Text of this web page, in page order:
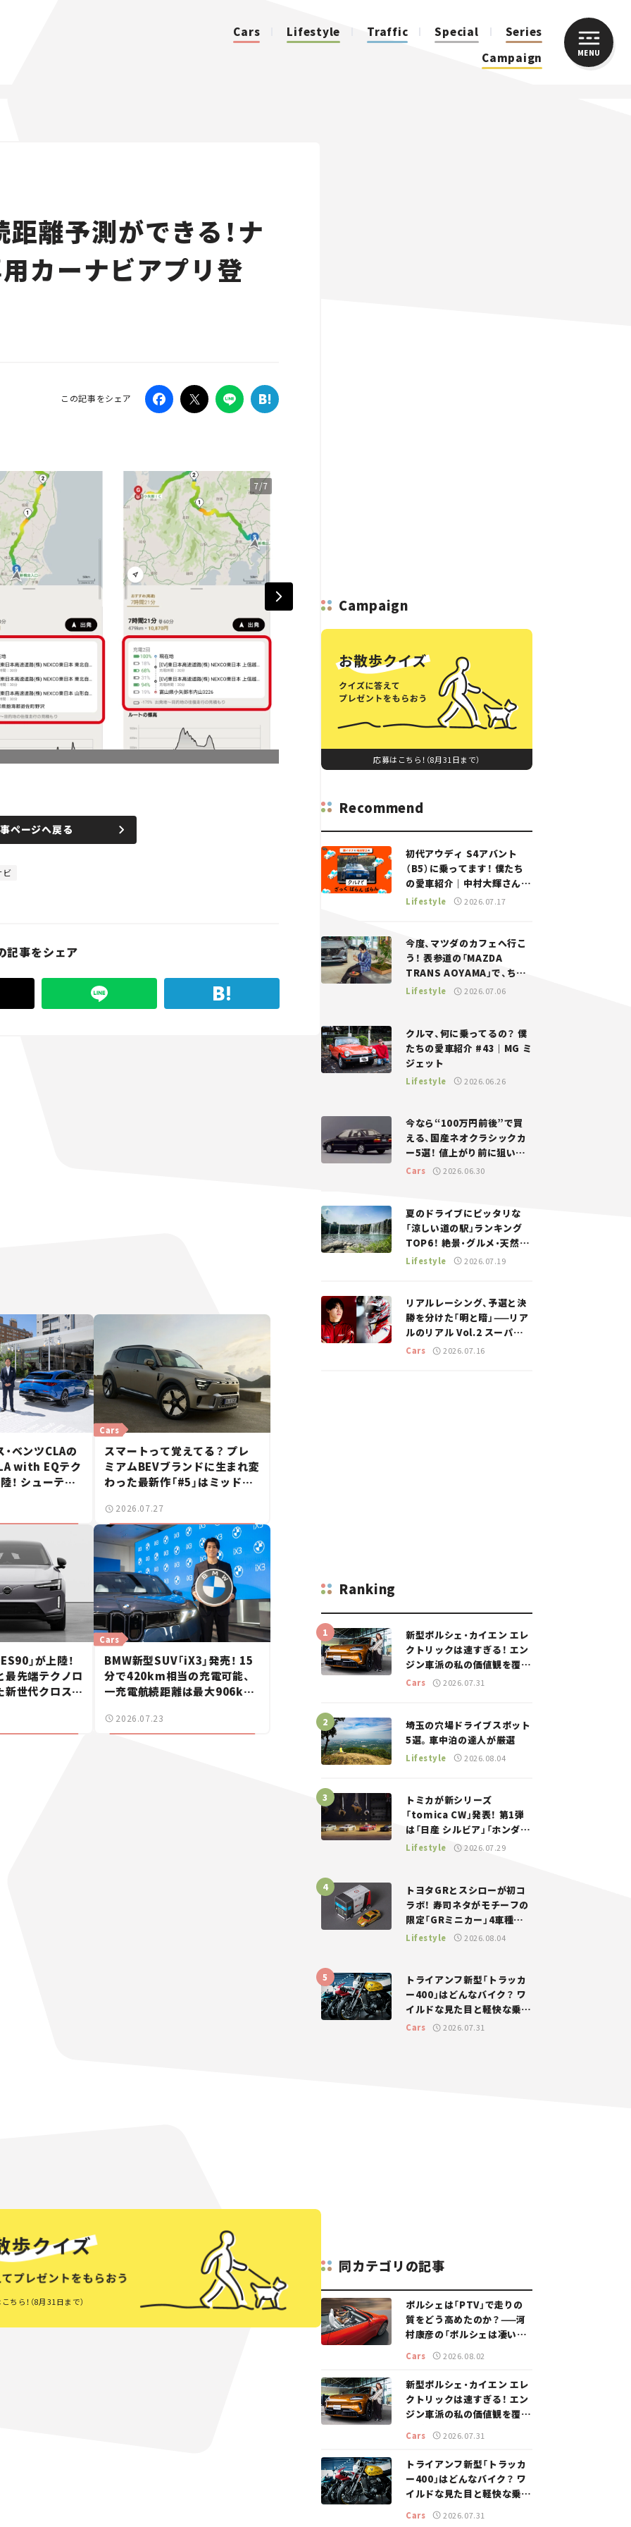
Cars Lifestyle Traffic Special
Series
Campaign
MENU
離予測ができる！ナ
カーナビアプリ登
この記事をシェア
7/7
ページへ戻る
ビ
記事をシェア
ベンツCLAの
with EQテク
！ シューティ
Cars
スマートって覚えてる？ プレ
ミアムBEVブランドに生まれ変
わった最新作「#5」はミッドサ
マたち#18】
2026.07.27
」が上陸！
最先端テクノロ
新世代クロスオ
Cars
BMW新型SUV「iX3」発売！ 15
分で420km相当の充電可能、
一充電航続距離は最大906km
場【新車ニュース】
2026.07.23
ちら！（8月31日まで）
Campaign
応募はこちら！（8月31日まで）
Recommend
初代アウディ S4アバント
（B5）に乗ってます！ 僕たち
の愛車紹介｜中村大輝さん
——瀬イオナと嶋田智之の
Lifestyle 2026.07.17
今度、マツダのカフェへ行こ
う！ 表参道の「MAZDA
TRANS AOYAMA」で、ちょ
っとひと息。——連載｜CCG
Lifestyle 2026.07.06
クルマ、何に乗ってるの？ 僕
たちの愛車紹介 #43｜MG ミ
ジェット
Lifestyle 2026.06.26
今なら“100万円前後”で買
える、国産ネオクラシックカ
ー5選！ 値上がり前に狙いた
い、中古車探しをお手伝い――ち
Cars 2026.06.30
夏のドライブにピッタリな
「涼しい道の駅」ランキング
TOP6！ 絶景・グルメ・天然ク
ーラーなど、避暑におすすめ
Lifestyle 2026.07.19
リアルレーシング、予選と決
勝を分けた「明と暗」——リア
ルのリアル Vol.2 スーパー
GT 2026開幕戦 岡山国際サ
Cars 2026.07.16
Ranking
新型ポルシェ・カイエン エレ
クトリックは速すぎる！ エン
ジン車派の私の価値観を覆し
た、新しいポルシェの走り。
Cars 2026.07.31
埼玉の穴場ドライブスポット
5選。車中泊の達人が厳選
Lifestyle 2026.08.04
トミカが新シリーズ
「tomica CW」発表！ 第1弾
は「日産 シルビア」「ホンダ
NSX」が登場。世界が注目す
Lifestyle 2026.07.29
トヨタGRとスシローが初コ
ラボ！ 寿司ネタがモチーフの
限定「GRミニカー」4車種が
登場。入手方法は？【クルマ
Lifestyle 2026.08.04
トライアンフ新型「トラッカ
ー400」はどんなバイク？ ワ
イルドな見た目と軽快な乗り
味を両立した400ccフラット
Cars 2026.07.31
同カテゴリの記事
ポルシェは「PTV」で走りの
質をどう高めたのか？——河
村康彦の「ポルシェは凄い！」
Cars 2026.08.02
新型ポルシェ・カイエン エレ
クトリックは速すぎる！ エン
ジン車派の私の価値観を覆し
た、新しいポルシェの走り。
Cars 2026.07.31
トライアンフ新型「トラッカ
ー400」はどんなバイク？ ワ
イルドな見た目と軽快な乗り
味を両立した400ccフラット
トラッカー【試乗レビュー】
Cars 2026.07.31
CLOSE
Traffic
Special